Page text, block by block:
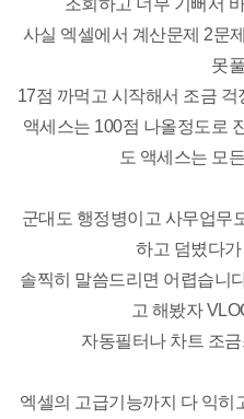
조회하고 너무 기뻐서
사실 엑셀에서 계산문제 2문
못
17점 까먹고 시작해서 조금
액세스는 100점 나올정도로
도 액세스는 모
군대도 행정병이고 사무업무
하고 덤볐다
솔찍히 말씀드리면 어렵습니
고 해봤자
자동필터나 차트 조
엑셀의 고급기능까지 다 익히